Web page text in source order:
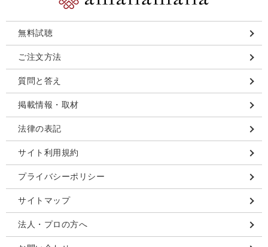
無料試聴
ご注文方法
質問と答え
掲載情報・取材
法律の表記
サイト利用規約
プライバシーポリシー
サイトマップ
法人・プロの方へ